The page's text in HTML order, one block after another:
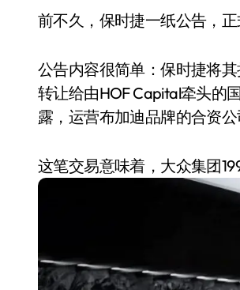
维修店最怕的“
从“卖电视”到“
对不起胖东来
小米涨价！
长鑫上市只是
耳机低音像白
复古玩家狂喜：
前不久，保时捷一纸公告，
公告内容很简单：保时捷将其
转让给由HOF Capital牵头的
露，运营布加迪品牌的合资
这笔交易意味着，大众集团